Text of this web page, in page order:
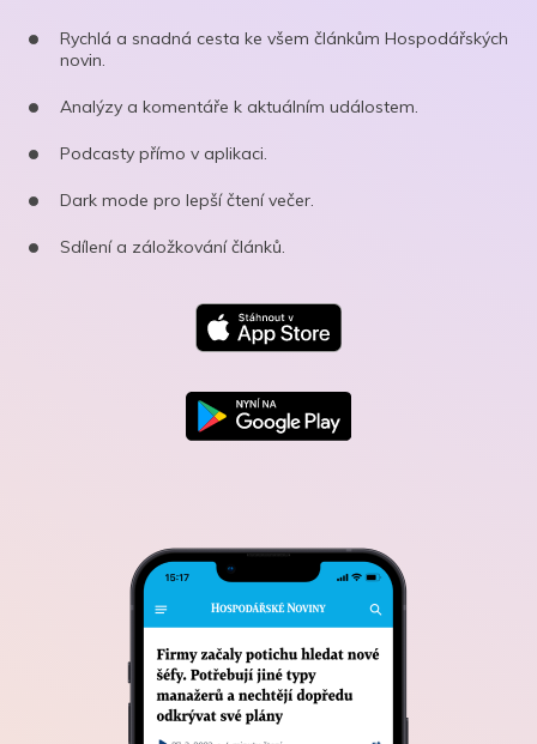
Rychlá a snadná cesta ke všem článkům Hospodářských
novin.
Analýzy a komentáře k aktuálním událostem.
Podcasty přímo v aplikaci.
Dark mode pro lepší čtení večer.
Sdílení a záložkování článků.